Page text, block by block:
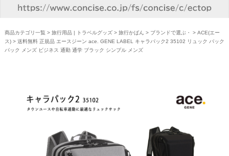
商品カテゴリ一覧 > 旅行用品 | トラベルグッズ> 旅行かばん > ブランドで選ぶ・ > ACE(エー
ス)> 送料無料 正規品 エースジーン ace. GENE LABEL キャラパック2 35102 リュック バック
パック メンズ ビジネス 通勤 通学 ブラック シンプル メンズ